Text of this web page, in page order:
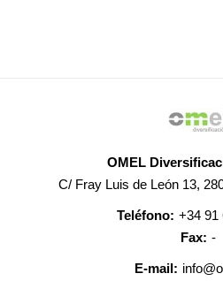
OMEL
C/ Fray Luis de León 13,
Teléfono: +34 91
Fax: -
E-mail: